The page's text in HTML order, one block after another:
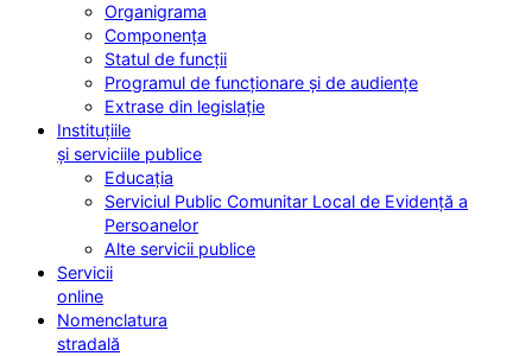
Organigrama
Componența
Statul de funcții
Programul de funcționare și de audiențe
Extrase din legislație
Instituțiile
și serviciile publice
Educația
Serviciul Public Comunitar Local de Evidență a
Persoanelor
Alte servicii publice
Servicii
online
Nomenclatura
stradală